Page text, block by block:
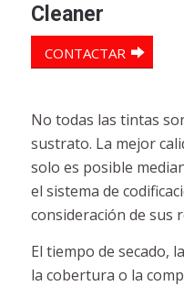
Cleaner
CONTACTAR
No todas las tintas
sustrato. La mejor
solo es posible
el sistema de
consideración de sus
El tiempo de secado,
la cobertura o la